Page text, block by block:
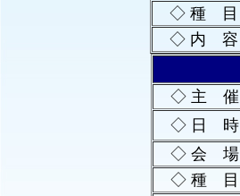
◇ 種 目
◇ 内 容
◇ 主 催
◇ 日 時
◇ 会 場
◇ 種 目